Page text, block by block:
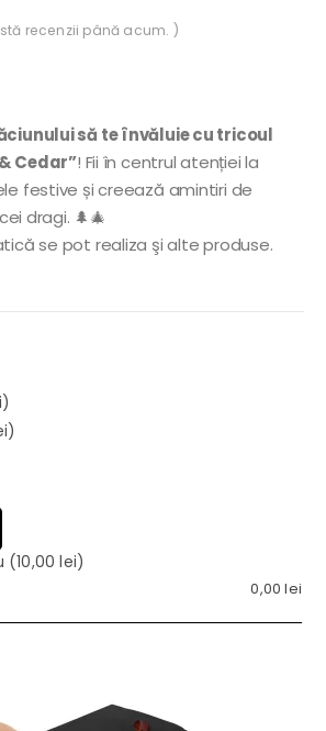
recenzii până acum. )
să te învăluie cu tricoul
Cedar”! Fii în centrul atenției la
festive și creează amintiri de
dragi. 🌲🎄
se pot realiza şi alte produse.
(10,00 lei)
0,00lei